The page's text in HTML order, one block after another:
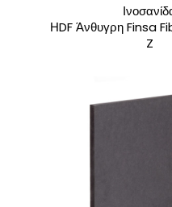
ΗDF Άνθυγρη Finsa
Z